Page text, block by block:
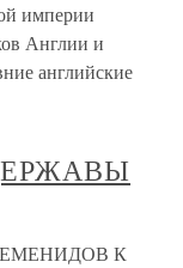
империи
Англии и
английские
К